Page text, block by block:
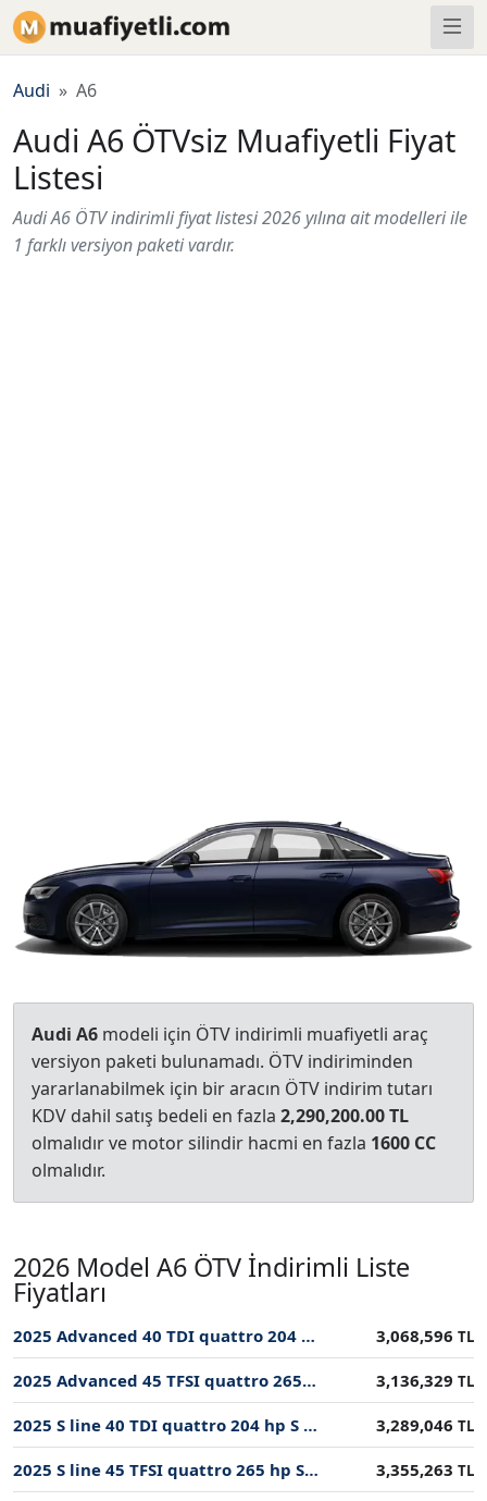
Audi A6
Audi A6 ÖTVsiz Muafiyetli Fiyat
Listesi
Audi A6 ÖTV indirimli fiyat listesi 2026 yılına ait modelleri ile
1 farklı versiyon paketi vardır.
Audi A6 modeli için ÖTV indirimli muafiyetli araç
versiyon paketi bulunamadı. ÖTV indiriminden
yararlanabilmek için bir aracın ÖTV indirim tutarı
KDV dahil satış bedeli en fazla 2,290,200.00 TL
olmalıdır ve motor silindir hacmi en fazla 1600 CC
olmalıdır.
2026 Model A6 ÖTV İndirimli Liste
Fiyatları
2025 Advanced 40 TDI quattro 204 hp S tronic ÖTV İndirimli Fiyatı 3,068,596 TL
2025 Advanced 45 TFSI quattro 265 hp S tronic ÖTV İndirimli Fiyatı 3,136,329 TL
2025 S line 40 TDI quattro 204 hp S tronic ÖTV İndirimli Fiyatı 3,289,046 TL
2025 S line 45 TFSI quattro 265 hp S tronic ÖTV İndirimli Fiyatı 3,355,263 TL